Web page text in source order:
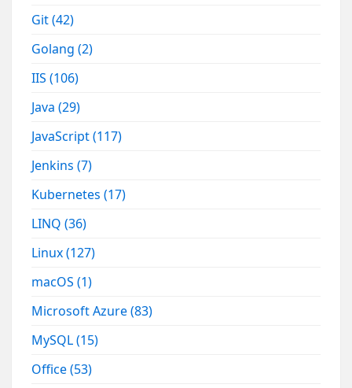
Git(42)
Golang(2)
IIS(106)
Java(29)
JavaScript(117)
Jenkins(7)
Kubernetes(17)
LINQ(36)
Linux(127)
macOS(1)
Microsoft Azure(83)
MySQL(15)
Office(53)